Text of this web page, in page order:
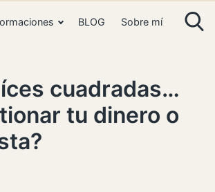
BLOG Sobre mí
cuadradas…
tu dinero o